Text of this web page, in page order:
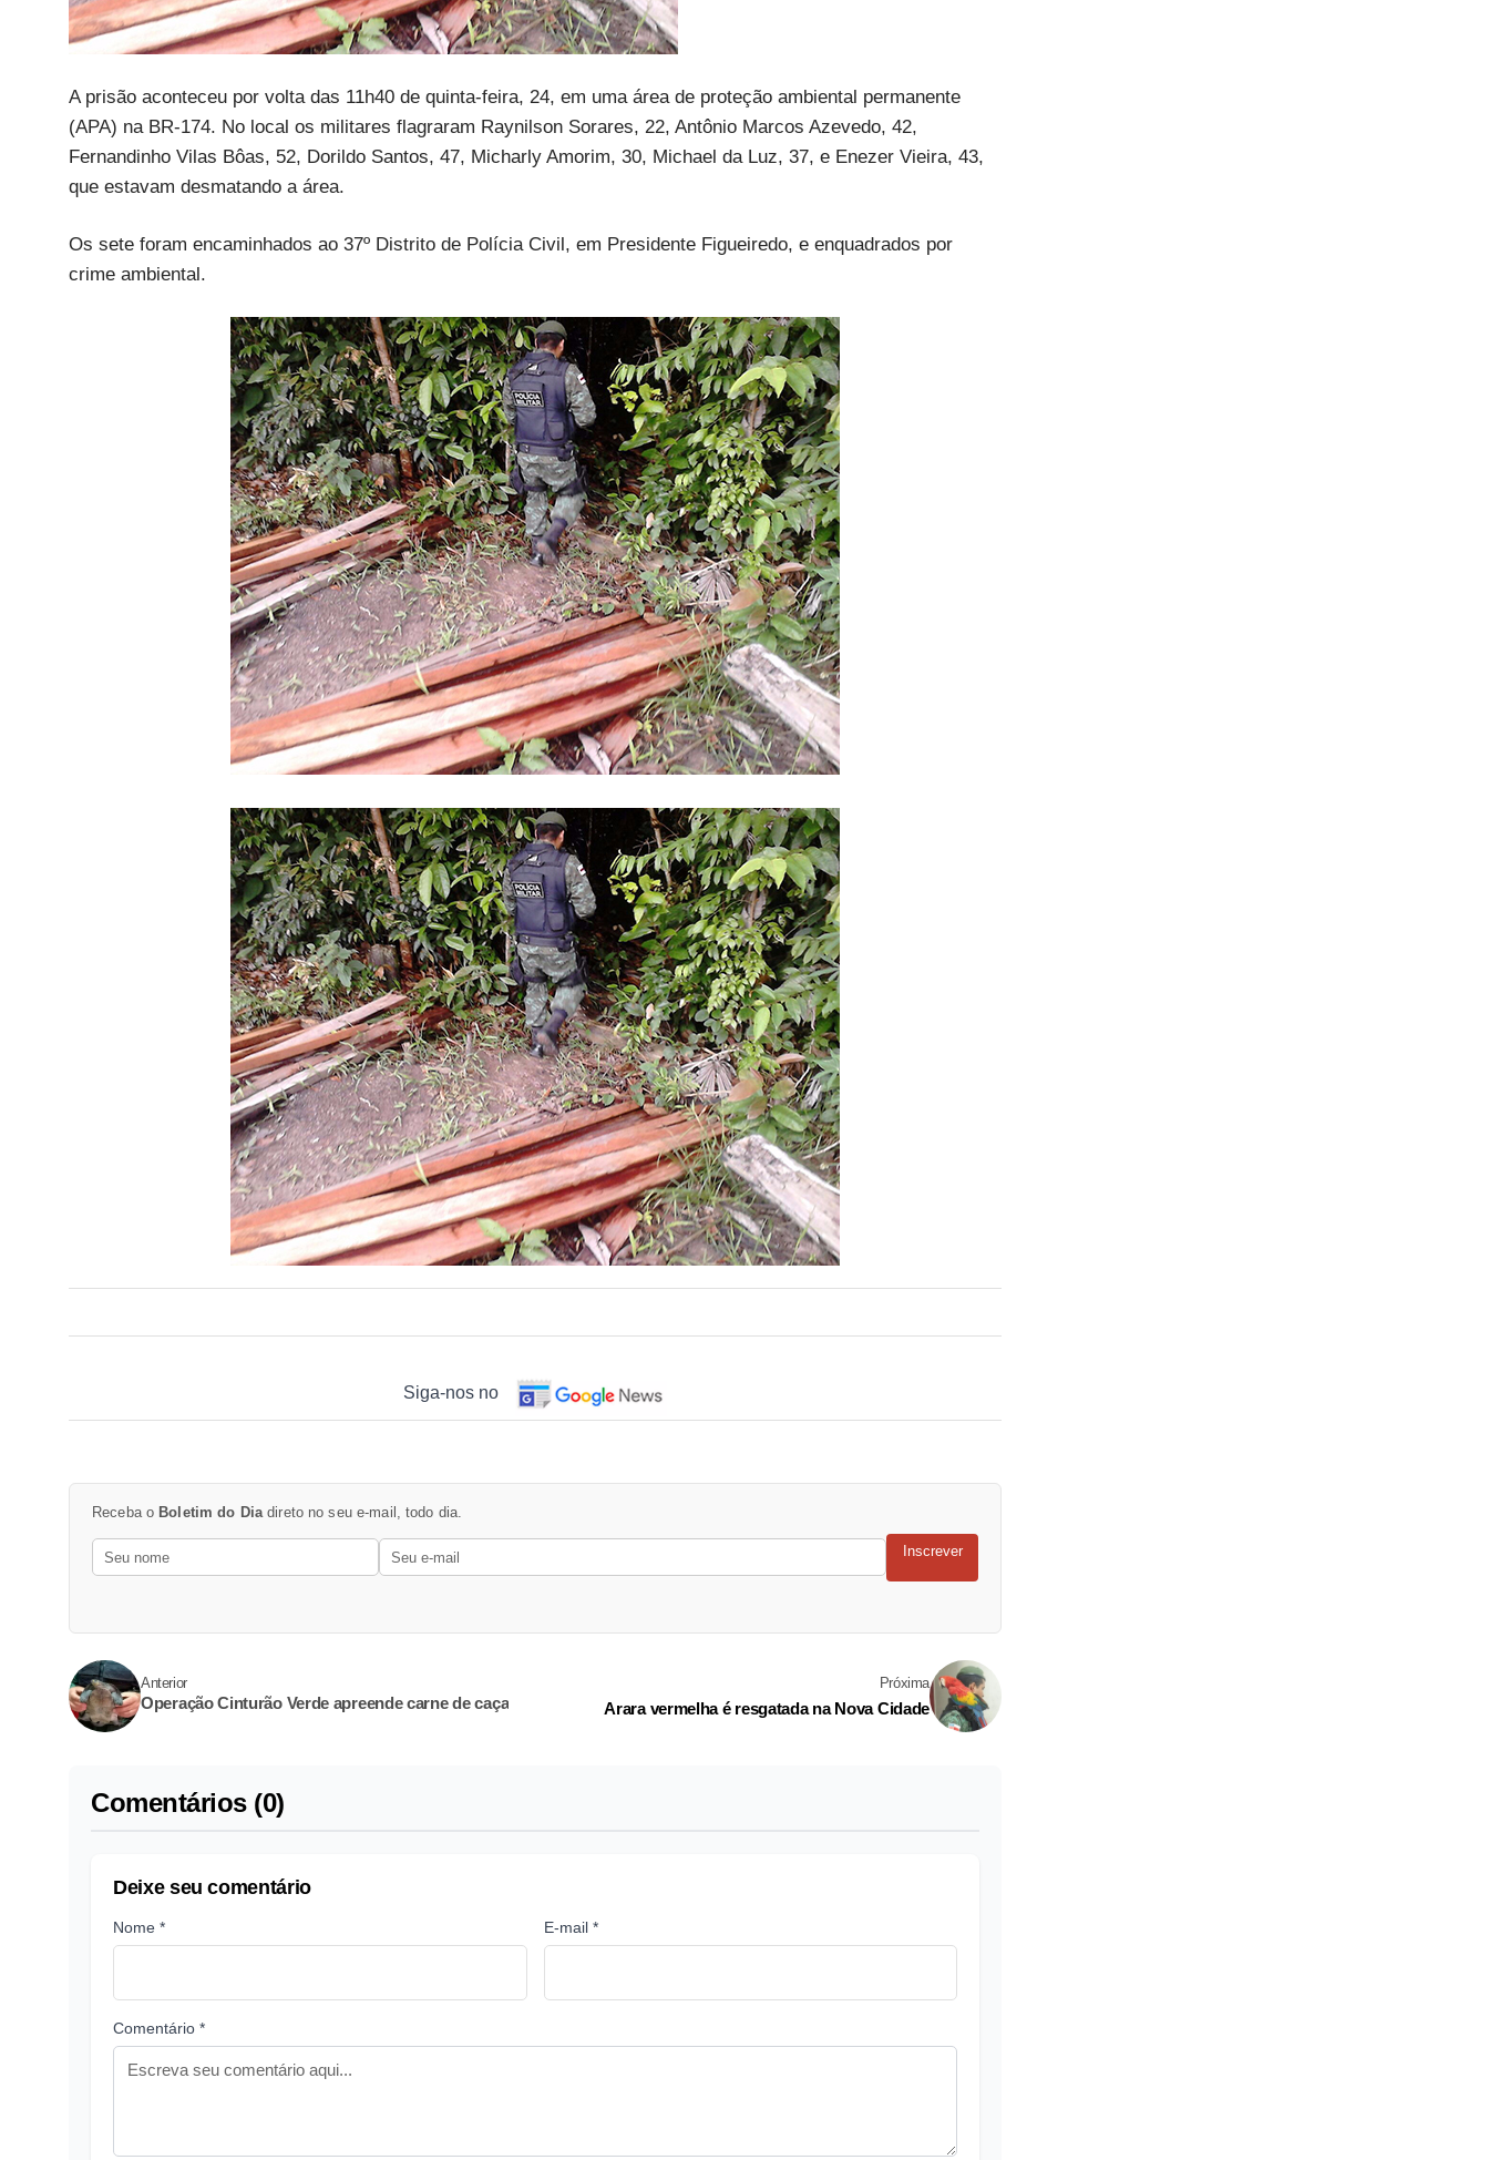
A prisão aconteceu por volta das 11h40 de quinta-feira, 24, em uma área de proteção ambiental permanente
(APA) na BR-174. No local os militares flagraram Raynilson Sorares, 22, Antônio Marcos Azevedo, 42,
Fernandinho Vilas Bôas, 52, Dorildo Santos, 47, Micharly Amorim, 30, Michael da Luz, 37, e Enezer Vieira, 43,
que estavam desmatando a área.
Os sete foram encaminhados ao 37º Distrito de Polícia Civil, em Presidente Figueiredo, e enquadrados por
crime ambiental.
Siga-nos no
Receba o Boletim do Diadireto no seu e-mail, todo dia.
Inscrever
Anterior
Operação Cinturão Verde apreende carne de caça
Próxima
Arara vermelha é resgatada na Nova Cidade
Comentários (0)
Deixe seu comentário
Nome * E-mail *
Comentário *